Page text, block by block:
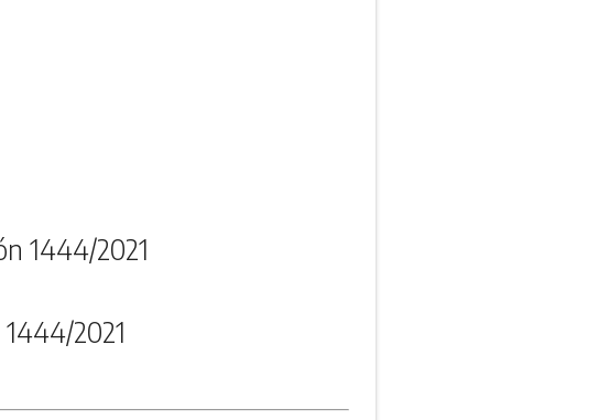
1444/2021
2021